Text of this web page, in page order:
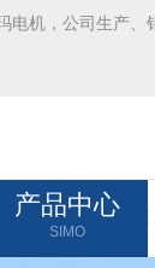
电机，公司生产、
产品中心
SIMO